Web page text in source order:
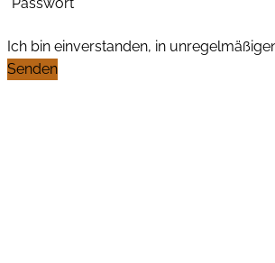
Passwort
Ich bin einverstanden, in
Senden